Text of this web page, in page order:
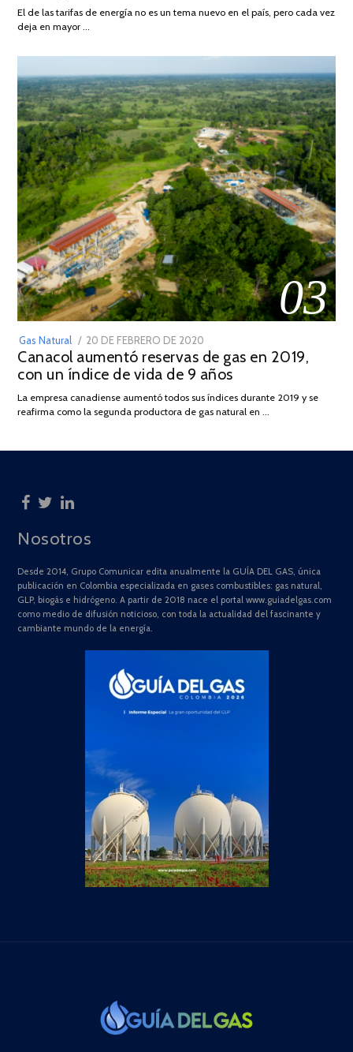
El de las tarifas de energía no es un tema nuevo en el país, pero cada vez
deja en mayor …
03
Gas Natural
POSTED
ON
20 DE FEBRERO DE 2020
DE
JULIO
2025
Canacol aumentó reservas de gas en 2019,
con un índice de vida de 9 años
La empresa canadiense aumentó todos sus índices durante 2019 y se
reafirma como la segunda productora de gas natural en …
Nosotros
Desde 2014, Grupo Comunicar edita anualmente la GUÍA DEL GAS, única
publicación en Colombia especializada en gases combustibles: gas natural,
GLP, biogás e hidrógeno. A partir de 2018 nace el portal www.guiadelgas.com
como medio de difusión noticioso, con toda la actualidad del fascinante y
cambiante mundo de la energía.